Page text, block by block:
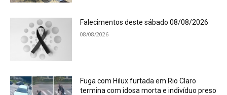
Falecimentos deste sábado 08/08/2026
08/08/2026
Fuga com Hilux furtada em Rio Claro
termina com idosa morta e indivíduo preso